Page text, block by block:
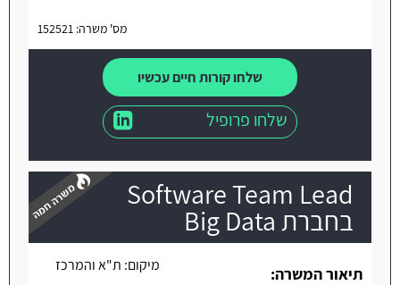
מס' משרה: 152521
שלחו קורות חיים עכשיו
שלחו פרופיל
Software Team Lead
בחברת Big Data
משרה חמה מיקום: ת"א והמרכז
תיאור המשרה: